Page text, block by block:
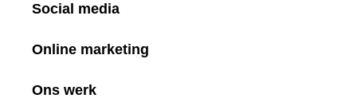
Social media
Online marketing
Ons werk